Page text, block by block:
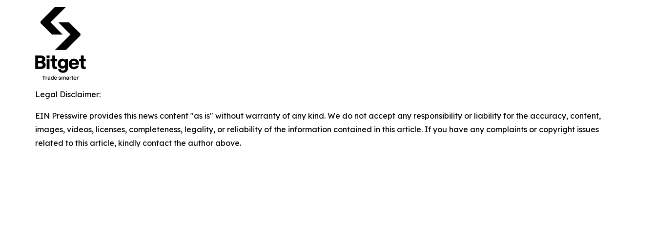
Legal Disclaimer:
EIN Presswire provides this news content "as is" without warranty of any kind. We do not accept any responsibility or liability for the accuracy, content,
images, videos, licenses, completeness, legality, or reliability of the information contained in this article. If you have any complaints or copyright issues
related to this article, kindly contact the author above.